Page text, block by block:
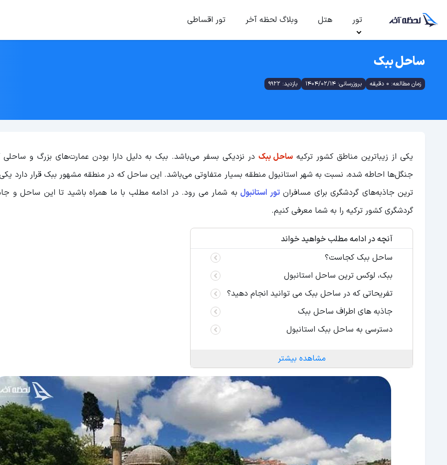
تور هتل وبلاگ لحظه آخر تور اقساطی
ساحل ببک
زمان مطالعه: 0 دقیقه بروزرسانی: 1404/02/14 بازدید: 9922
یکی از زیباترین مناطق کشور ترکیه ساحل ببک در نزدیکی بسفر می‌باشد. ببک به دلیل دارا بودن عمارت‌های بزرگ و
جنگل‌ها احاطه شده، نسبت به شهر استانبول منطقه بسیار متفاوتی می‌باشد. این ساحل که در منطقه مشهور ببک قرار دارد
ترین جاذبه‌های گردشگری برای مسافرانتور استانبولبه شمار می رود. در ادامه مطلب با ما همراه باشید تا این ساحل و
گردشگری کشور ترکیه را به شما معرفی کنیم.
آنچه در ادامه مطلب خواهید خواند
ساحل ببک کجاست؟
ببک، لوکس ترین ساحل استانبول
تفریحاتی که در ساحل ببک می توانید انجام دهید؟
جاذبه های اطراف ساحل ببک
دسترسی به ساحل ببک استانبول
مشاهده بیشتر